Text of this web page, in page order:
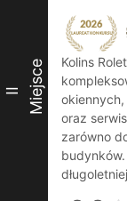
II Miejsce
Kolins
oraz
zarówno